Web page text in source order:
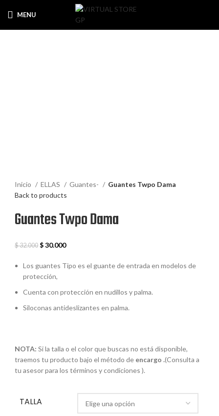
MENU
Inicio ELLAS Guantes-
Guantes Twpo Dama
Back to products
Guantes Twpo Dama
$32.000 $30.000
Los guantes Tipo es el guante de entrada en modelos de
protección,
Cuenta con protección en nudillos y palma.
Siloconas antideslizantes en palma.
NOTA: Si la talla o el color que buscas no está disponible,
traemos tu producto bajo el método de encargo .(Consulta a
tu asesor para los términos y condiciones ).
TALLA